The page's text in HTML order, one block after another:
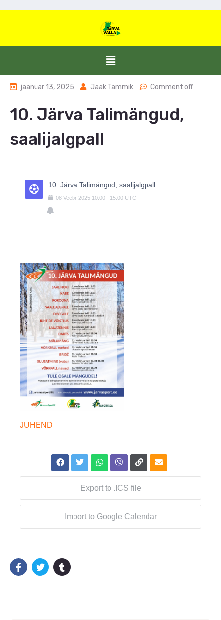
jaanuar 13, 2025 Jaak Tammik Comment off
10. Järva Talimängud,
saalijalgpall
10. Järva Talimängud, saalijalgpall
08 Veebr 2025 10:00 - 15:00 UTC
JUHEND
Export to .ICS file
Import to Google Calendar